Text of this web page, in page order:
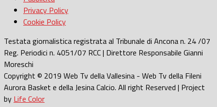
Privacy Policy
Cookie Policy
Testata giornalistica registrata al Tribunale di Ancona n. 24 /07
Reg. Periodici n. 4051/07 RCC | Direttore Responsabile Gianni
Moreschi
Copyright © 2019 Web Tv della Vallesina - Web Tv della Fileni
Aurora Basket e della Jesina Calcio. All right Reserved | Project
by Life Color